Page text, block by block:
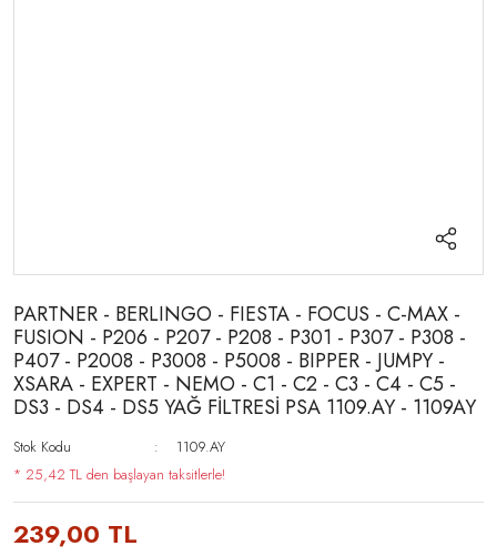
PARTNER - BERLINGO - FIESTA - FOCUS - C-MAX -
FUSION - P206 - P207 - P208 - P301 - P307 - P308 -
P407 - P2008 - P3008 - P5008 - BIPPER - JUMPY -
XSARA - EXPERT - NEMO - C1 - C2 - C3 - C4 - C5 -
DS3 - DS4 - DS5 YAĞ FİLTRESİ PSA 1109.AY - 1109AY
Stok Kodu
1109.AY
* 25,42 TL den başlayan taksitlerle!
239,00 TL